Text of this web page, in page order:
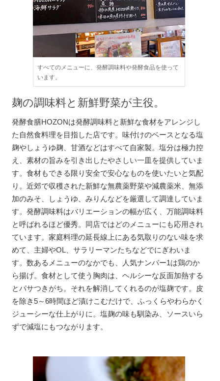
すべてのメニューに、発酵調味料や発酵食品を使って
います。
麹の調味料と新鮮野菜が主役。
発酵食膳HOZONは発酵調味料と新鮮な食材をアレンジし
た自然食料理を目指した店です。味付けのベースとなる塩
麹やしょうゆ麹、甘酒などはすべて自家製。塩分は極力控
え、素材の旨みを引き出したやさしい一皿を提供していま
す。食材もできる限り安全で安心なものを使いたいと気配
り。近郊で収穫された新鮮な無農薬野菜や減農薬米、無添
加のみそ、しょうゆ、みりんなどを厳選して調達していま
す。発酵調味料はバリエーションの幅が広く、万能調味料
と呼ばれるほど優秀。同店ではどのメニューにも応用され
ています。家庭料理の延長線上にある気取りのない味を求
めて、主婦やOL、サラリーマンたちなどでにぎわいま
す。数あるメニューのなかでも、人気ナンバー1は鶏のか
ら揚げ。食材として使う胸肉は、ヘルシーな反面加熱する
とパサつきがち。それを解消してくれるのが塩麹です。皮
を除き5～6時間ほど漬けこむだけで、ふっくらやわらかく
ジューシーな仕上がりに。塩麹の味も馴染み、ソースいら
ずで減塩にもつながります。